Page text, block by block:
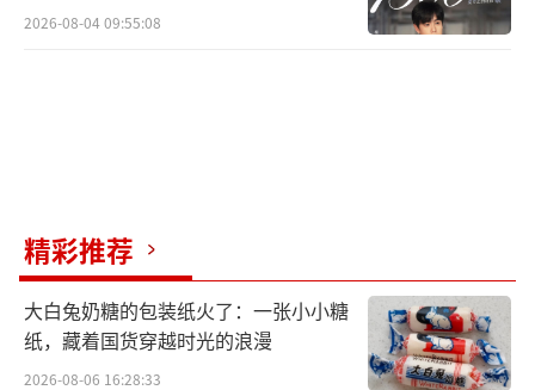
2026-08-04 09:55:08
精彩推荐
大白兔奶糖的包装纸火了：一张小小糖
纸，藏着国货穿越时光的浪漫
2026-08-06 16:28:33